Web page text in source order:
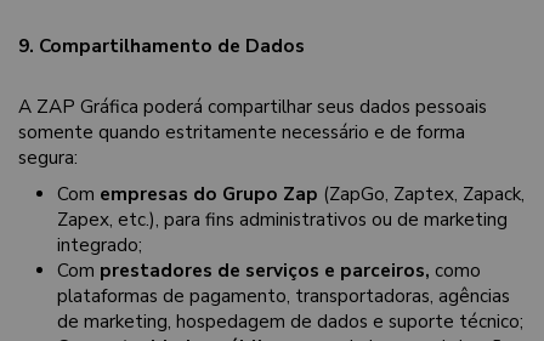
9. Compartilhamento de Dados
A ZAP Gráfica poderá compartilhar seus dados pessoais
somente quando estritamente necessário e de forma
segura:
Com empresas do Grupo Zap (ZapGo, Zaptex, Zapack,
Zapex, etc.), para fins administrativos ou de marketing
integrado;
Com prestadores de serviços e parceiros, como
plataformas de pagamento, transportadoras, agências
de marketing, hospedagem de dados e suporte técnico;